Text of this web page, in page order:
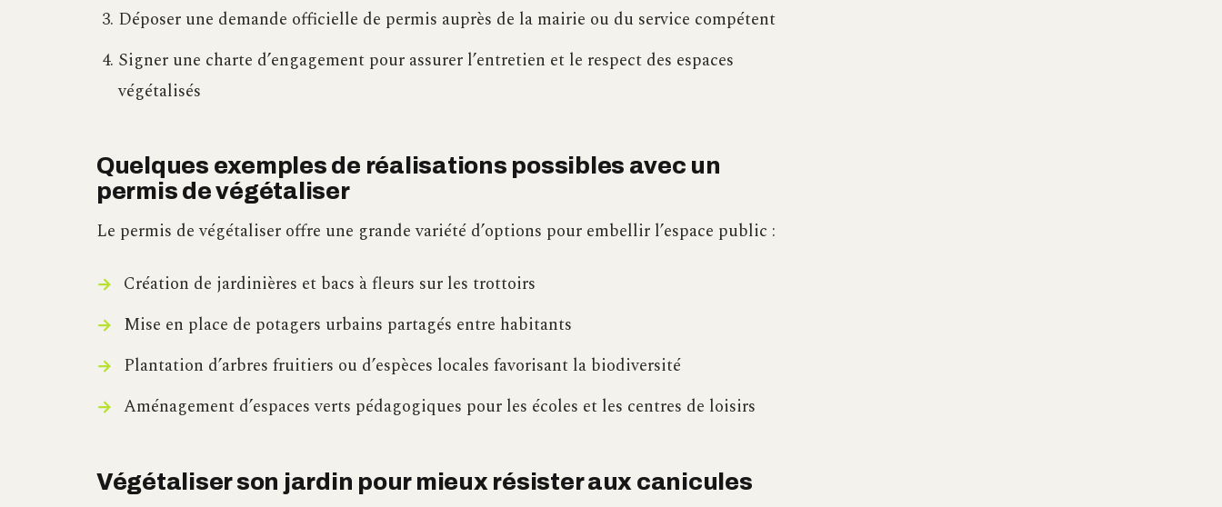
Déposer une demande officielle de permis auprès de la mairie ou du service compétent
Signer une charte d’engagement pour assurer l’entretien et le respect des espaces
végétalisés
Quelques exemples de réalisations possibles avec un
permis de végétaliser
Le permis de végétaliser offre une grande variété d’options pour embellir l’espace public :
Création de jardinières et bacs à fleurs sur les trottoirs
Mise en place de potagers urbains partagés entre habitants
Plantation d’arbres fruitiers ou d’espèces locales favorisant la biodiversité
Aménagement d’espaces verts pédagogiques pour les écoles et les centres de loisirs
Végétaliser son jardin pour mieux résister aux canicules